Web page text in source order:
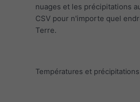
nuages et les précipitations
CSV pour n'importe quel
Terre.
Températures et